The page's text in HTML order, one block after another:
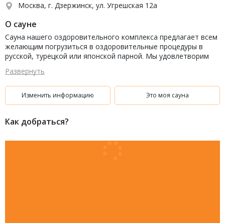
Москва, г. Дзержинск, ул. Угрешская 12а
О сауне
Сауна нашего оздоровительного комплекса предлагает всем
желающим погрузиться в оздоровительные процедуры в
русской, турецкой или японской парной. Мы удовлетворим
Развернуть
Изменить информацию Это моя сауна
Как добраться?